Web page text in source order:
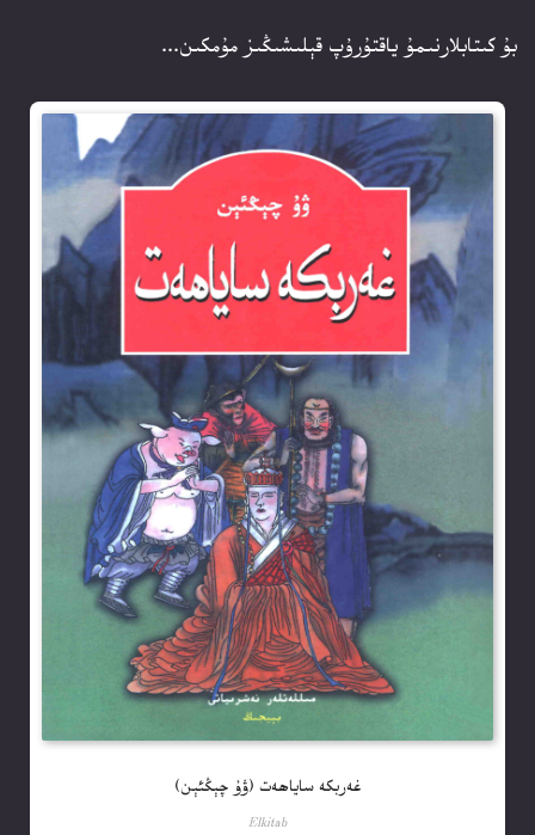
بۇ كىتابلارنىمۇ ياقتۇرۇپ قېلىشىڭىز مۇمكىن...
غەربكە ساياھەت (ۋۇ چېڭئېن)
Elkitab